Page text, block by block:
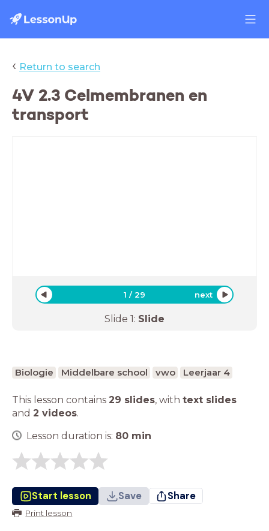
‹ Return to search
4V 2.3 Celmembranen en
transport
1 /29 next
Slide 1: Slide
Biologie Middelbare school vwo Leerjaar 4
This lesson contains 29 slides, with text slides
and 2 videos.
Lesson duration is: 80 min
Start lesson Save Share
Print lesson